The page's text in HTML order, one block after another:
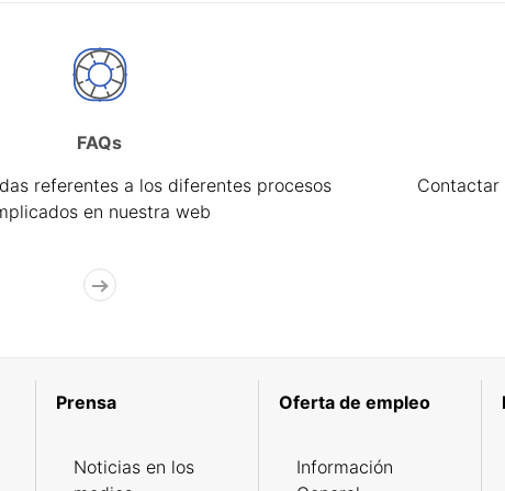
FAQs
referentes a los diferentes procesos
en nuestra web
Contactar
Prensa
Noticias en los
Oferta de empleo
Información